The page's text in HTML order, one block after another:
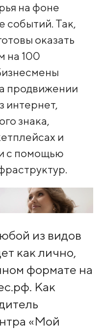
на фоне
событий. Так,
оказать
на 100
продвижении
интернет,
знака,
и
с помощью
из видов
как лично,
формате на
Как
«Мой